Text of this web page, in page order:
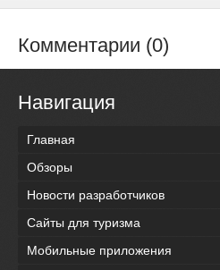
Комментарии (0)
Навигация
Главная
Обзоры
Новости разработчиков
Сайты для туризма
Мобильные приложения